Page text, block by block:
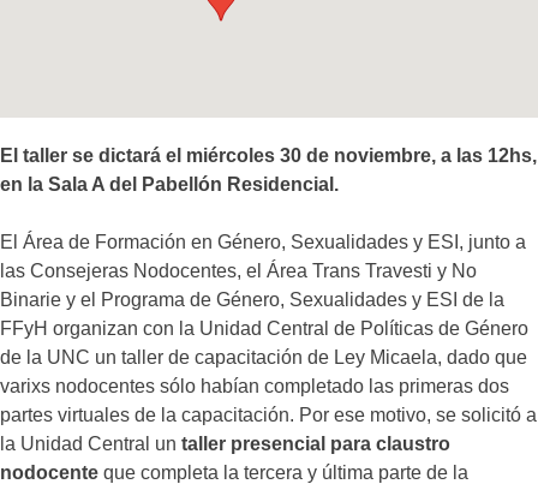
El taller se dictará el miércoles 30 de noviembre, a las 12hs,
en la Sala A del Pabellón Residencial.
El Área de Formación en Género, Sexualidades y ESI, junto a
las Consejeras Nodocentes, el Área Trans Travesti y No
Binarie y el Programa de Género, Sexualidades y ESI de la
FFyH organizan con la Unidad Central de Políticas de Género
de la UNC un taller de capacitación de Ley Micaela, dado que
varixs nodocentes sólo habían completado las primeras dos
partes virtuales de la capacitación. Por ese motivo, se solicitó a
la Unidad Central un taller presencial para claustro
nodocente que completa la tercera y última parte de la